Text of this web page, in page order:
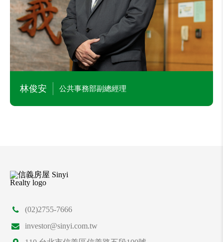
林俊安 公共事務部副總經理
目前兼任本公司及其他公司職務
本公司代理發言人
(02)2755-7666
investor@sinyi.com.tw